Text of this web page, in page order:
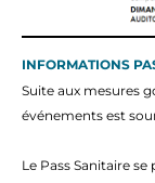
INFORMATIONS
Suite aux mesures
événements est
Le Pass Sanitaire